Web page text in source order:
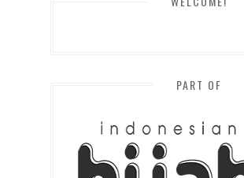
PART OF